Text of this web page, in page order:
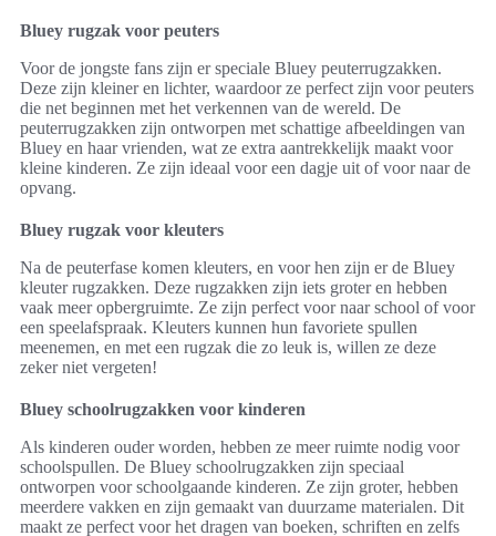
Bluey rugzak voor peuters
Voor de jongste fans zijn er speciale Bluey peuterrugzakken.
Deze zijn kleiner en lichter, waardoor ze perfect zijn voor peuters
die net beginnen met het verkennen van de wereld. De
peuterrugzakken zijn ontworpen met schattige afbeeldingen van
Bluey en haar vrienden, wat ze extra aantrekkelijk maakt voor
kleine kinderen. Ze zijn ideaal voor een dagje uit of voor naar de
opvang.
Bluey rugzak voor kleuters
Na de peuterfase komen kleuters, en voor hen zijn er de Bluey
kleuter rugzakken. Deze rugzakken zijn iets groter en hebben
vaak meer opbergruimte. Ze zijn perfect voor naar school of voor
een speelafspraak. Kleuters kunnen hun favoriete spullen
meenemen, en met een rugzak die zo leuk is, willen ze deze
zeker niet vergeten!
Bluey schoolrugzakken voor kinderen
Als kinderen ouder worden, hebben ze meer ruimte nodig voor
schoolspullen. De Bluey schoolrugzakken zijn speciaal
ontworpen voor schoolgaande kinderen. Ze zijn groter, hebben
meerdere vakken en zijn gemaakt van duurzame materialen. Dit
maakt ze perfect voor het dragen van boeken, schriften en zelfs